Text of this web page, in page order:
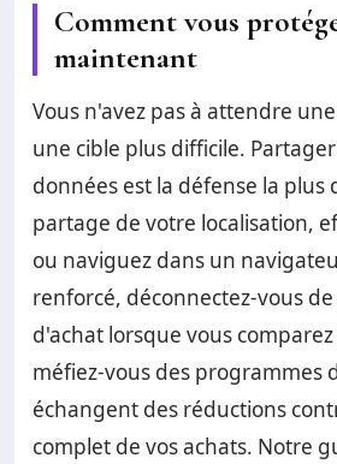
Comment vous
maintenant
Vous n'avez pas à attendre
une cible plus difficile.
données est la défense la plus
partage de votre localisation,
ou naviguez dans un
renforcé, déconnectez-vous
d'achat lorsque vous
méfiez-vous des programmes
échangent des réductions
complet de vos achats. Notre